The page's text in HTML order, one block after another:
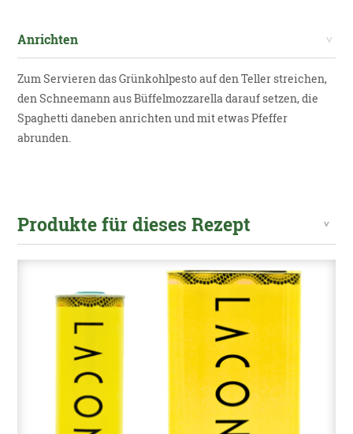
Anrichten
Zum Servieren das Grünkohlpesto auf den Teller streichen,
den Schneemann aus Büffelmozzarella darauf setzen, die
Spaghetti daneben anrichten und mit etwas Pfeffer
abrunden.
Produkte für dieses Rezept